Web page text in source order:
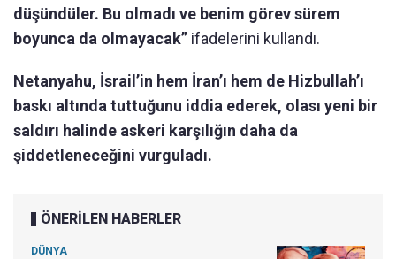
düşündüler. Bu olmadı ve benim görev sürem
boyunca da olmayacak” ifadelerini kullandı.
Netanyahu, İsrail’in hem İran’ı hem de Hizbullah’ı
baskı altında tuttuğunu iddia ederek, olası yeni bir
saldırı halinde askeri karşılığın daha da
şiddetleneceğini vurguladı.
ÖNERİLEN HABERLER
DÜNYA